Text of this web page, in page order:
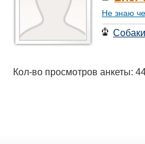
Не знаю
Собаки
Кол-во просмотров анкеты: